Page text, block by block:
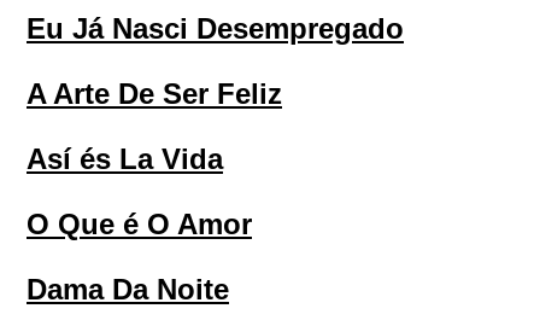
Eu Já Nasci Desempregado
A Arte De Ser Feliz
Así és La Vida
O Que é O Amor
Dama Da Noite